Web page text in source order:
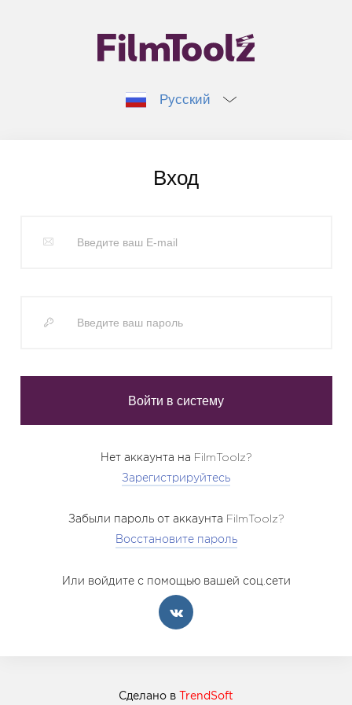
Русский
Вход
Нет аккаунта на FilmToolz?
Зарегистрируйтесь
Забыли пароль от аккаунта FilmToolz?
Восстановите пароль
Или войдите с помощью вашей соц.сети
Сделано в TrendSoft